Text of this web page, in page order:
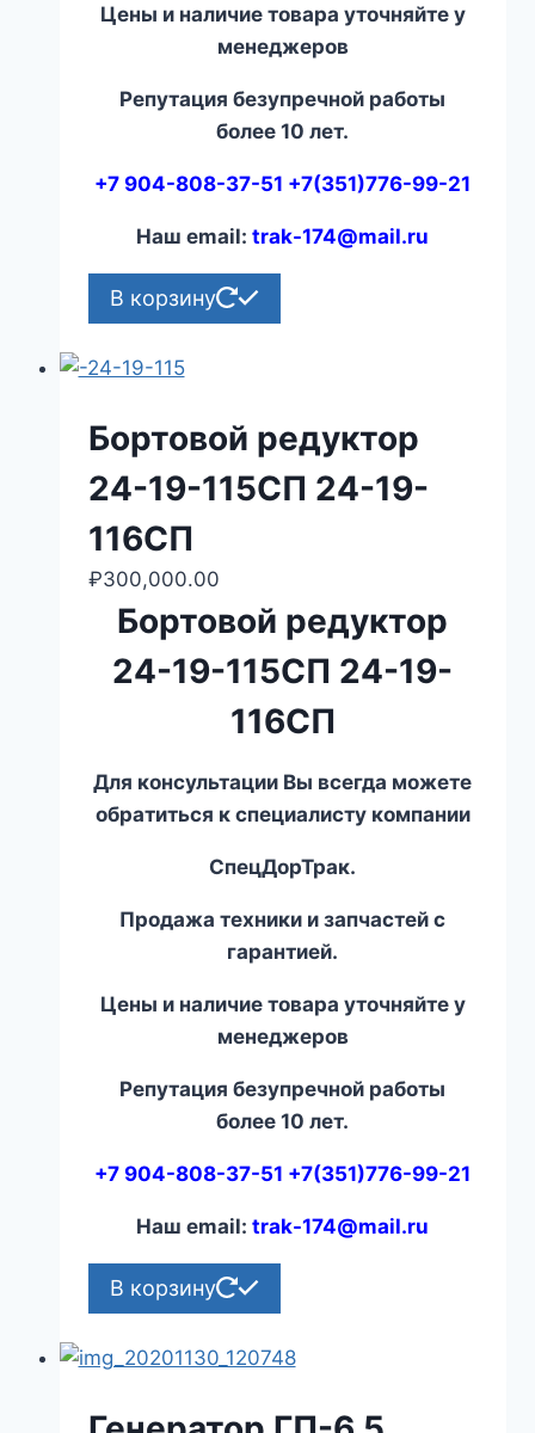
Цены и наличие товара уточняйте у
менеджеров
Репутация безупречной работы
более 10 лет.
+7 904-808-37-51 +7(351)776-99-21
Наш email:trak-174@mail.ru
В корзину
Бортовой редуктор
24-19-115СП 24-19-
116СП
₽300,000.00
Бортовой редуктор
24-19-115СП 24-19-
116СП
Для консультации Вы всегда можете
обратиться к специалисту компании
СпецДорТрак.
Продажа техники и запчастей с
гарантией.
Цены и наличие товара уточняйте у
менеджеров
Репутация безупречной работы
более 10 лет.
+7 904-808-37-51 +7(351)776-99-21
Наш email:trak-174@mail.ru
В корзину